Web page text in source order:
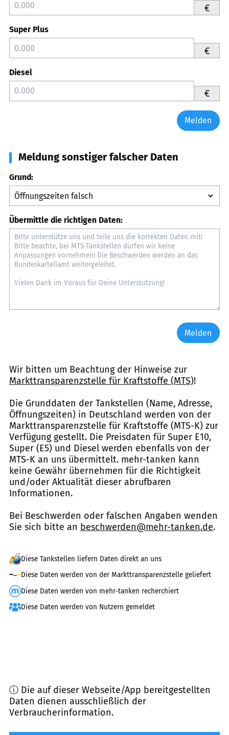
€
Super Plus
€
Diesel
€
Melden
Meldung sonstiger falscher Daten
Grund:
Übermittle die richtigen Daten:
Melden
Wir bitten um Beachtung der Hinweise zur
Markttransparenzstelle für Kraftstoffe (MTS)!
Die Grunddaten der Tankstellen (Name, Adresse,
Öffnungszeiten) in Deutschland werden von der
Markttransparenzstelle für Kraftstoffe (MTS-K) zur
Verfügung gestellt. Die Preisdaten für Super E10,
Super (E5) und Diesel werden ebenfalls von der
MTS-K an uns übermittelt. mehr-tanken kann
keine Gewähr übernehmen für die Richtigkeit
und/oder Aktualität dieser abrufbaren
Informationen.
Bei Beschwerden oder falschen Angaben wenden
Sie sich bitte an beschwerden@mehr-tanken.de.
Diese Tankstellen liefern Daten direkt an uns
Diese Daten werden von der Markttransparenzstelle geliefert
Diese Daten werden von mehr-tanken recherchiert
Diese Daten werden von Nutzern gemeldet
ⓘ Die auf dieser Webseite/App bereitgestellten
Daten dienen ausschließlich der
Verbraucherinformation.